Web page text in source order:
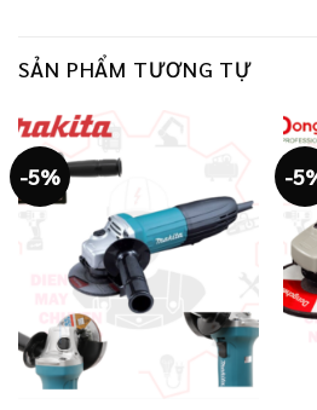
SẢN PHẨM TƯƠNG TỰ
-5% -